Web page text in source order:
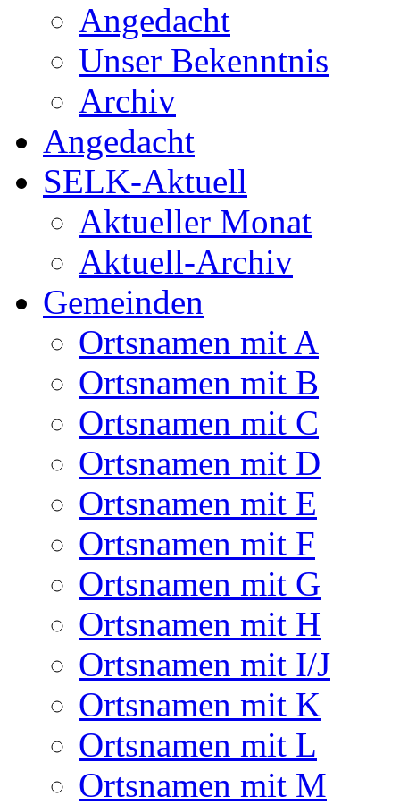
Angedacht
Unser Bekenntnis
Archiv
Angedacht
SELK-Aktuell
Aktueller Monat
Aktuell-Archiv
Gemeinden
Ortsnamen mit A
Ortsnamen mit B
Ortsnamen mit C
Ortsnamen mit D
Ortsnamen mit E
Ortsnamen mit F
Ortsnamen mit G
Ortsnamen mit H
Ortsnamen mit I/J
Ortsnamen mit K
Ortsnamen mit L
Ortsnamen mit M